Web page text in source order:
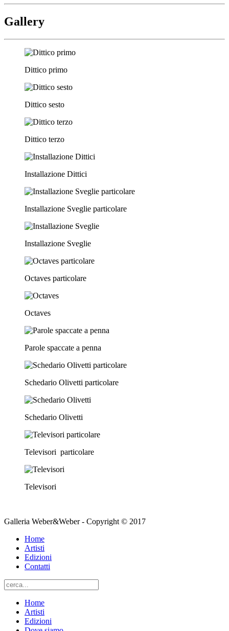
Gallery
Dittico primo
Dittico sesto
Dittico terzo
Installazione Dittici
Installazione Sveglie particolare
Installazione Sveglie
Octaves particolare
Octaves
Parole spaccate a penna
Schedario Olivetti particolare
Schedario Olivetti
Televisori particolare
Televisori
Galleria Weber&Weber - Copyright © 2017
Home
Artisti
Edizioni
Contatti
Home
Artisti
Edizioni